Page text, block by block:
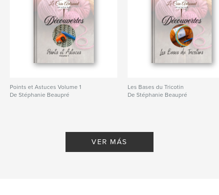
Points et Astuces Volume 1
De Stéphanie Beaupré
Les Bases du Tricotin
De Stéphanie Beaupré
VER MÁS